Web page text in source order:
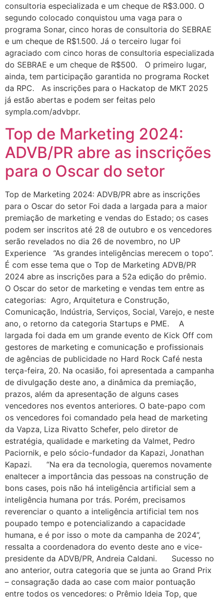
consultoria especializada e um cheque de R$3.000. O
segundo colocado conquistou uma vaga para o
programa Sonar, cinco horas de consultoria do SEBRAE
e um cheque de R$1.500. Já o terceiro lugar foi
agraciado com cinco horas de consultoria especializada
do SEBRAE e um cheque de R$500. O primeiro lugar,
ainda, tem participação garantida no programa Rocket
da RPC. As inscrições para o Hackatop de MKT 2025
já estão abertas e podem ser feitas pelo
sympla.com/advbpr.
Top de Marketing 2024:
ADVB/PR abre as inscrições
para o Oscar do setor
Top de Marketing 2024: ADVB/PR abre as inscrições
para o Oscar do setor Foi dada a largada para a maior
premiação de marketing e vendas do Estado; os cases
podem ser inscritos até 28 de outubro e os vencedores
serão revelados no dia 26 de novembro, no UP
Experience “As grandes inteligências merecem o topo”.
É com esse tema que o Top de Marketing ADVB/PR
2024 abre as inscrições para a 52a edição do prêmio.
O Oscar do setor de marketing e vendas tem entre as
categorias: Agro, Arquitetura e Construção,
Comunicação, Indústria, Serviços, Social, Varejo, e neste
ano, o retorno da categoria Startups e PME. A
largada foi dada em um grande evento de Kick Off com
gestores de marketing e comunicação e profissionais
de agências de publicidade no Hard Rock Café nesta
terça-feira, 20. Na ocasião, foi apresentada a campanha
de divulgação deste ano, a dinâmica da premiação,
prazos, além da apresentação de alguns cases
vencedores nos eventos anteriores. O bate-papo com
os vencedores foi comandado pela head de marketing
da Vapza, Liza Rivatto Schefer, pelo diretor de
estratégia, qualidade e marketing da Valmet, Pedro
Paciornik, e pelo sócio-fundador da Kapazi, Jonathan
Kapazi. “Na era da tecnologia, queremos novamente
enaltecer a importância das pessoas na construção de
bons cases, pois não há inteligência artificial sem a
inteligência humana por trás. Porém, precisamos
reverenciar o quanto a inteligência artificial tem nos
poupado tempo e potencializando a capacidade
humana, e é por isso o mote da campanha de 2024”,
ressalta a coordenadora do evento deste ano e vice-
presidente da ADVB/PR, Andreia Caldani. Sucesso no
ano anterior, outra categoria que se junta ao Grand Prix
– consagração dada ao case com maior pontuação
entre todos os vencedores: o Prêmio Ideia Top, que